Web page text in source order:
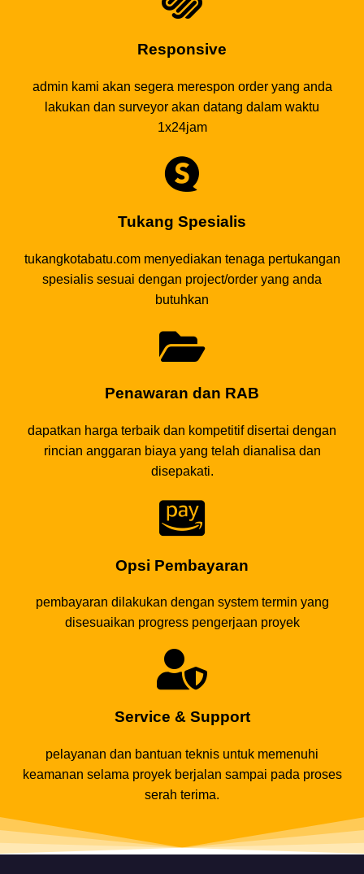
Responsive
admin kami akan segera merespon order yang anda
lakukan dan surveyor akan datang dalam waktu
1x24jam
Tukang Spesialis
tukangkotabatu.com menyediakan tenaga pertukangan
spesialis sesuai dengan project/order yang anda
butuhkan
Penawaran dan RAB
dapatkan harga terbaik dan kompetitif disertai dengan
rincian anggaran biaya yang telah dianalisa dan
disepakati.
Opsi Pembayaran
pembayaran dilakukan dengan system termin yang
disesuaikan progress pengerjaan proyek
Service & Support
pelayanan dan bantuan teknis untuk memenuhi
keamanan selama proyek berjalan sampai pada proses
serah terima.